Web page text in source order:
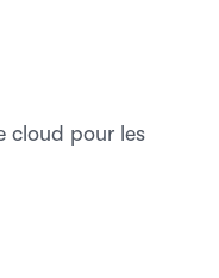
cloud pour les